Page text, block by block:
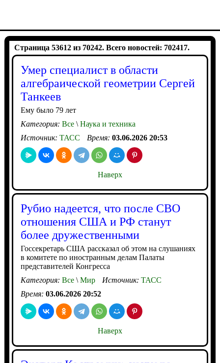
Страница 53612 из 70242. Всего новостей: 702417.
Умер специалист в области
алгебраической геометрии Сергей
Танкеев
Ему было 79 лет
Категория: Все\Наука и техника
Источник: ТАСС Время: 03.06.2026 20:53
Наверх
Рубио надеется, что после СВО
отношения США и РФ станут
более дружественными
Госсекретарь США рассказал об этом на слушаниях
в комитете по иностранным делам Палаты
представителей Конгресса
Категория: Все\Мир Источник: ТАСС
Время: 03.06.2026 20:52
Наверх